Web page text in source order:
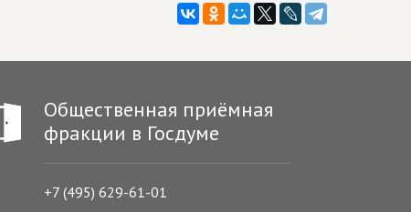
Общественная приёмная
фракции в Госдуме
+7 (495) 629-61-01